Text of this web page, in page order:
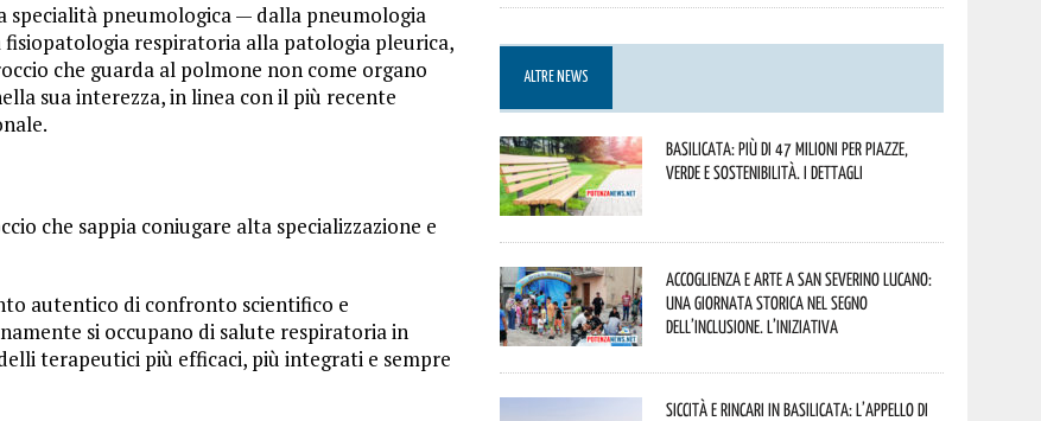
specialità pneumologica — dalla pneumologia
respiratoria alla patologia pleurica,
che guarda al polmone non come organo
sua interezza, in linea con il più recente
che sappia coniugare alta specializzazione e
autentico di confronto scientifico e
si occupano di salute respiratoria in
terapeutici più efficaci, più integrati e sempre
ALTRE NEWS
Basilicata: più di 47 milioni per piazze,
verde e sostenibilità. I dettagli
Accoglienza e arte a San Severino Lucano:
una giornata storica nel segno
dell’inclusione. L’iniziativa
Siccità e rincari in Basilicata: l’appello di